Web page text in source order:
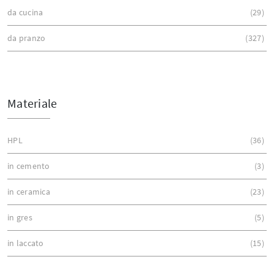
da cucina 29
da pranzo 327
Materiale
HPL 36
in cemento 3
in ceramica 23
in gres 5
in laccato 15